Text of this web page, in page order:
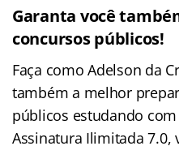
Garanta você
concursos públicos!
Faça como Adelson da
também a melhor
públicos estudando
Assinatura Ilimitada 7.0,